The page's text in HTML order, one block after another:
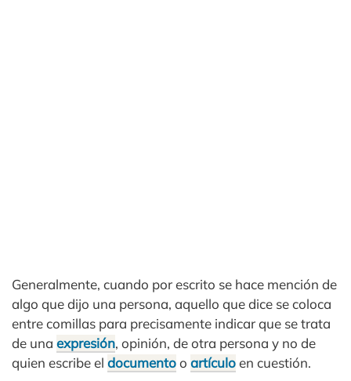
Generalmente, cuando por escrito se hace mención de
algo que dijo una persona, aquello que dice se coloca
entre comillas para precisamente indicar que se trata
de una expresión, opinión, de otra persona y no de
quien escribe el documentoo artículoen cuestión.